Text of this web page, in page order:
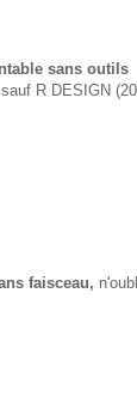
sans outils
R DESIGN
faisceau,